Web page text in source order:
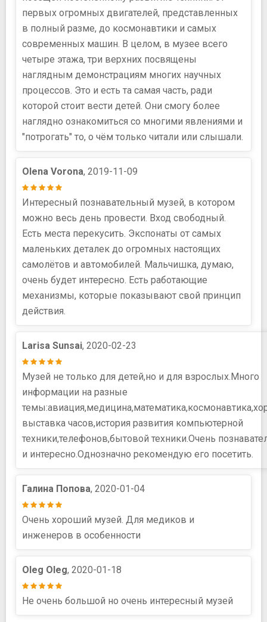
первых огромных двигателей, представленных
в полный разме, до космонавтики и самых
современных машин. В целом, в музее всего
четыре этажа, три верхних посвящены
наглядным демонстрациям многих научных
процессов. Это и есть та самая часть, ради
которой стоит вести детей. Они смогу более
наглядно ознакомиться со многими явлениями и
"потрогать" то, о чём только читали или слышали.
Olena Vorona, 2019-11-09
Интересный познавательный музей, в котором
можно весь день провести. Вход свободный.
Есть места перекусить. Экспонаты от самых
маленьких деталек до огромных настоящих
самолётов и автомобилей. Мальчишка, думаю,
очень будет интересно. Есть работающие
механизмы, которые показывают свой принцип
действия.
Larisa Sunsai, 2020-02-23
Музей не только для детей,но и для взрослых.Много
информации на разные
выставка часов,история развития компьютерной
техники,телефонов,бытовой техники.Очень
и интересно.Однозначно рекомендую его посетить.
Галина Попова, 2020-01-04
Очень хороший музей. Для медиков и
инженеров в особенности
Oleg Oleg, 2020-01-18
Не очень большой но очень интересный музей